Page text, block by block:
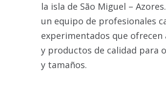
la isla de São Miguel –
un equipo de profesionales
experimentados que ofrecen
y productos de calidad para
y tamaños.